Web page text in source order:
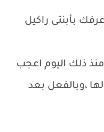
بأبنتى راكيل
ذلك اليوم اعجب
،وبالفعل بعد